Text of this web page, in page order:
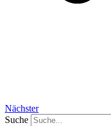
Nächster
Suche